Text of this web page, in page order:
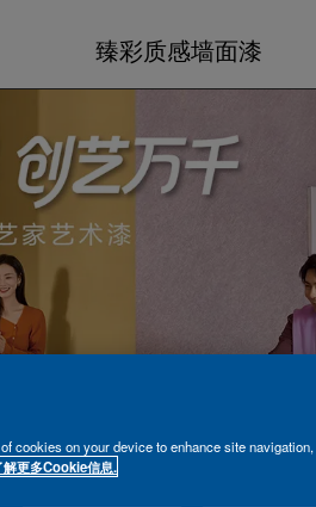
臻彩质感墙面漆
cookies on your device to enhance site navigation,
解更多Cookie信息.